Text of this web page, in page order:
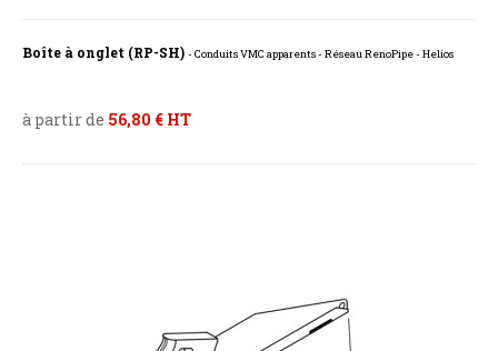
Boîte à onglet (RP-SH) - Conduits VMC apparents - Réseau RenoPipe - Helios
à partir de 56,80 € HT